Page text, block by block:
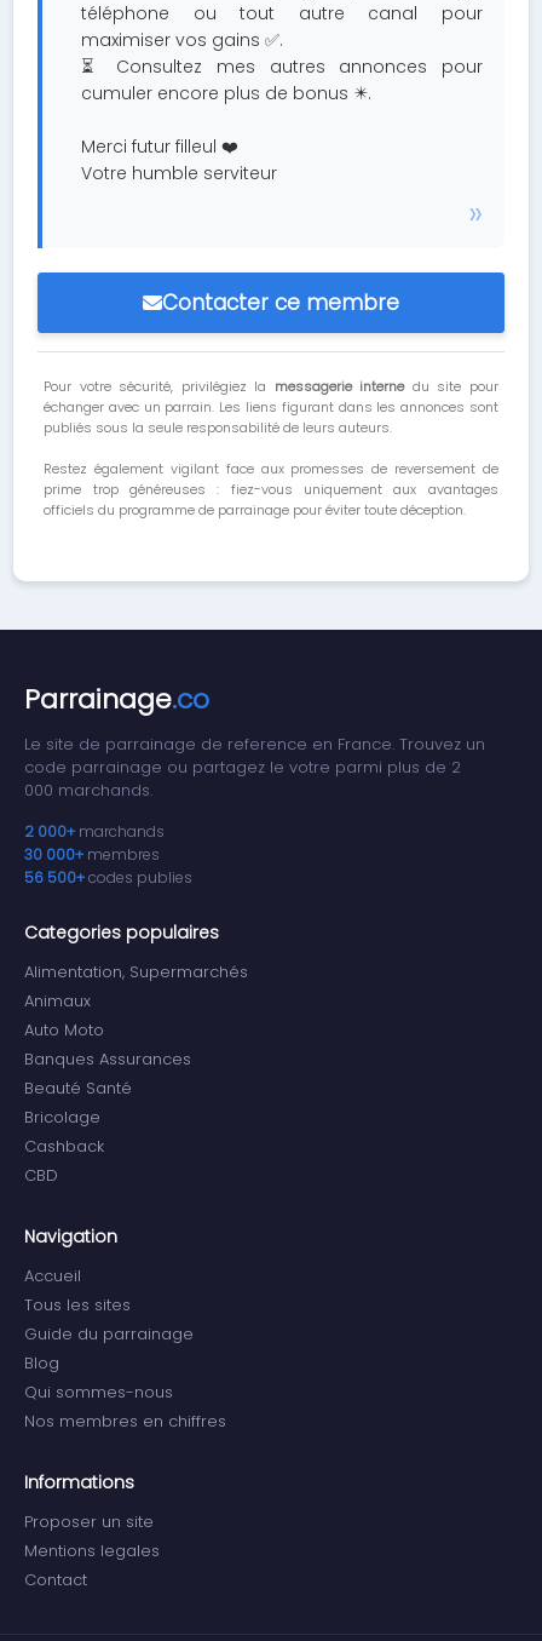
téléphone ou tout autre canal pour
maximiser vos gains ✅.
⏳ Consultez mes autres annonces pour
cumuler encore plus de bonus ✴️.
Merci futur filleul ❤️
Votre humble serviteur
Contacter ce membre
Pour votre sécurité, privilégiez la messagerie internedu site pour
échanger avec un parrain. Les liens figurant dans les annonces sont
publiés sous la seule responsabilité de leurs auteurs.
Restez également vigilant face aux promesses de reversement de
prime trop généreuses : fiez-vous uniquement aux avantages
officiels du programme de parrainage pour éviter toute déception.
Parrainage.co
Le site de parrainage de reference en France. Trouvez un
code parrainage ou partagez le votre parmi plus de 2
000 marchands.
2 000+ marchands
30 000+ membres
56 500+codes publies
Categories populaires
Alimentation, Supermarchés
Animaux
Auto Moto
Banques Assurances
Beauté Santé
Bricolage
Cashback
CBD
Navigation
Accueil
Tous les sites
Guide du parrainage
Blog
Qui sommes-nous
Nos membres en chiffres
Informations
Proposer un site
Mentions legales
Contact